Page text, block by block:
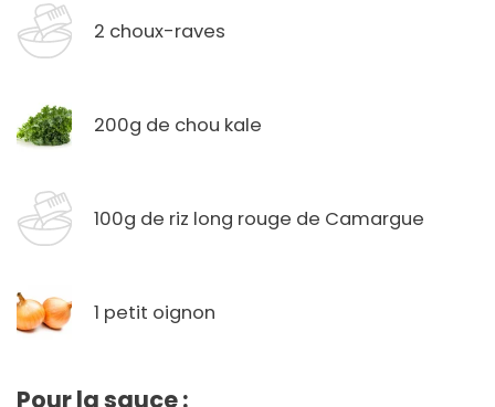
2 choux-raves
200g de chou kale
100g de riz long rouge de Camargue
1 petit oignon
Pour la sauce :